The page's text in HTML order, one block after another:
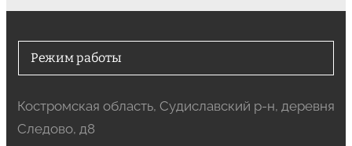
Режим работы
Костромская область, Судиславский р-н, деревня
Следово, д8